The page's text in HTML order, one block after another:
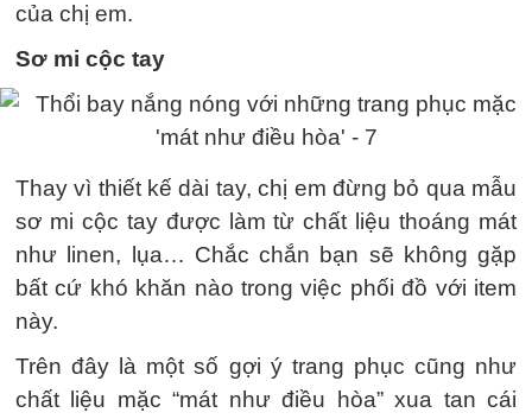
của chị em.
Sơ mi cộc tay
Thay vì thiết kế dài tay, chị em đừng bỏ qua mẫu
sơ mi cộc tay được làm từ chất liệu thoáng mát
như linen, lụa… Chắc chắn bạn sẽ không gặp
bất cứ khó khăn nào trong việc phối đồ với item
này.
Trên đây là một số gợi ý trang phục cũng như
chất liệu mặc “mát như điều hòa” xua tan cái